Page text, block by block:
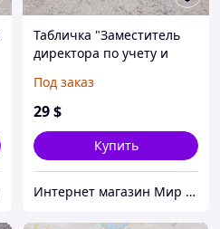
Табличка "Заместитель
директора по учету и
Под заказ
29$
Купить
Интернет магазин Мир стендов. Товары из Украины